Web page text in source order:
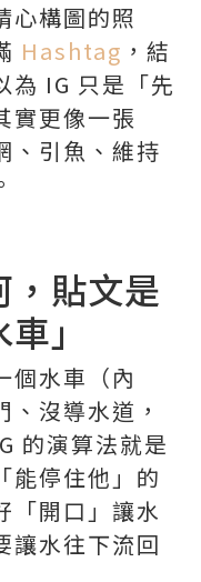
心構圖的照
Hashtag ，結
為 IG 只是「先
實更像一張
、引魚、維持
，貼文是
」
個水車（內
沒導水道，
的演算法就是
能停住他」的
「開口」讓水
讓水往下流回